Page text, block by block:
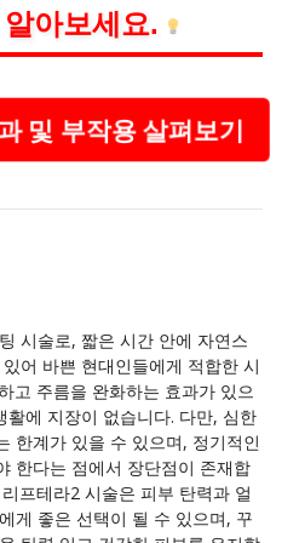
아보세요.
및 부작용 살펴보기
시술로, 짧은 시간 안에 자연스
어 바쁜 현대인들에게 적합한 시
고 주름을 완화하는 효과가 있으
에 지장이 없습니다. 다만, 심한
한계가 있을 수 있으며, 정기적인
한다는 점에서 장단점이 존재합
프테라2 시술은 피부 탄력과 얼
게 좋은 선택이 될 수 있으며, 꾸